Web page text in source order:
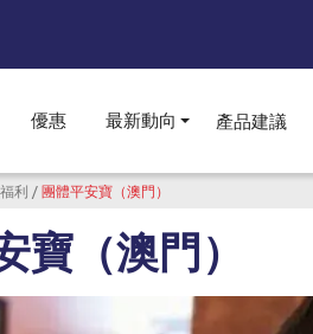
Toggle submenu
優惠 最新動向
Toggle submenu
產品建議
利 團體平安寶（澳門）
寶（澳門）